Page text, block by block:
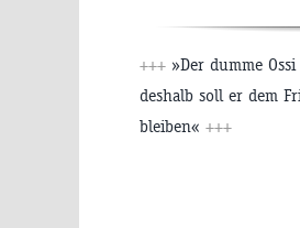
+++ »Der dumme
deshalb soll er dem
bleiben« +++